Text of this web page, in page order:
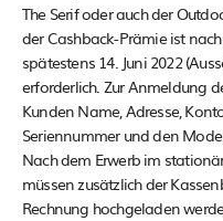
The Serif oder auch der
der Cashback-Prämie ist
spätestens 14. Juni 2022
erforderlich. Zur Anmeldung
Kunden Name, Adresse,
Seriennummer und den
Nach dem Erwerb im
müssen zusätzlich der
Rechnung hochgeladen